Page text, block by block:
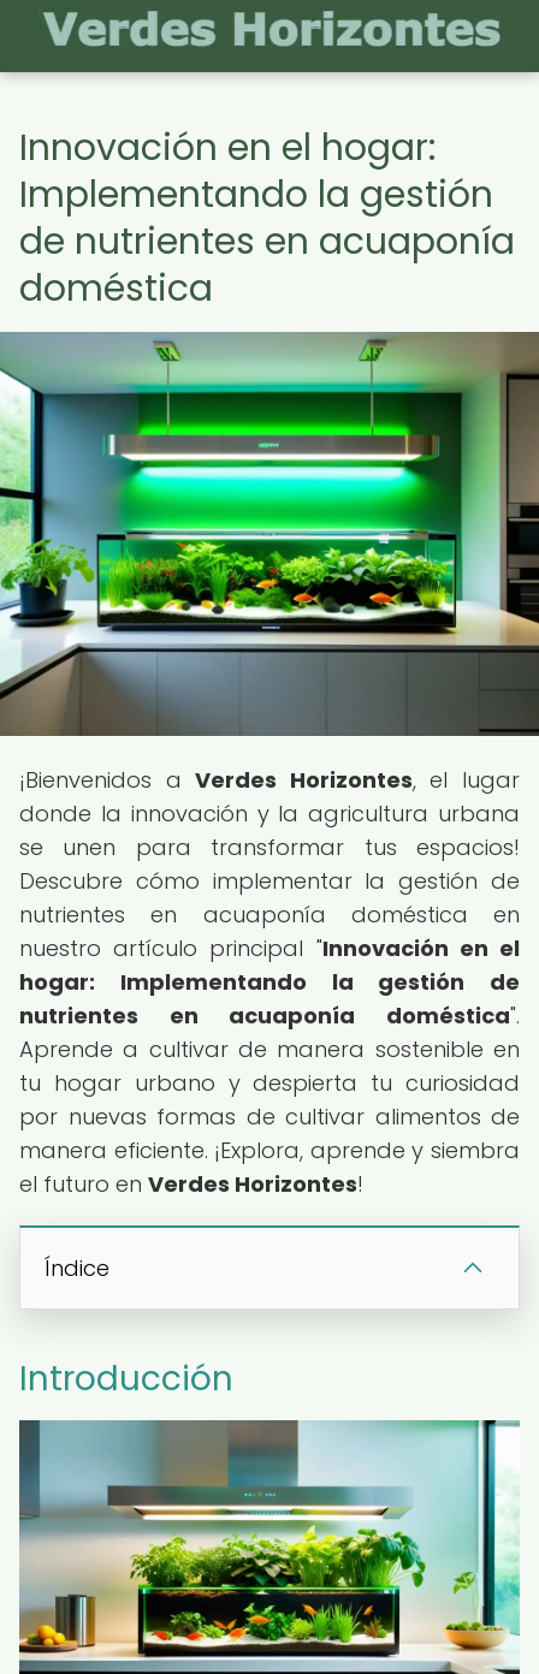
Innovación en el hogar:
Implementando la gestión
de nutrientes en acuaponía
doméstica
¡Bienvenidos aVerdes Horizontes, el lugar
donde la innovación y la agricultura urbana
se unen para transformar tus espacios!
Descubre cómo implementar la gestión de
nutrientes en acuaponía doméstica en
nuestro artículo principal "Innovación en el
hogar: Implementando la gestión de
nutrientes en acuaponía doméstica".
Aprende a cultivar de manera sostenible en
tu hogar urbano y despierta tu curiosidad
por nuevas formas de cultivar alimentos de
manera eficiente. ¡Explora, aprende y siembra
el futuro en Verdes Horizontes!
Índice
Introducción